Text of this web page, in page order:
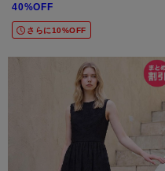
40%OFF
さらに10%OFF